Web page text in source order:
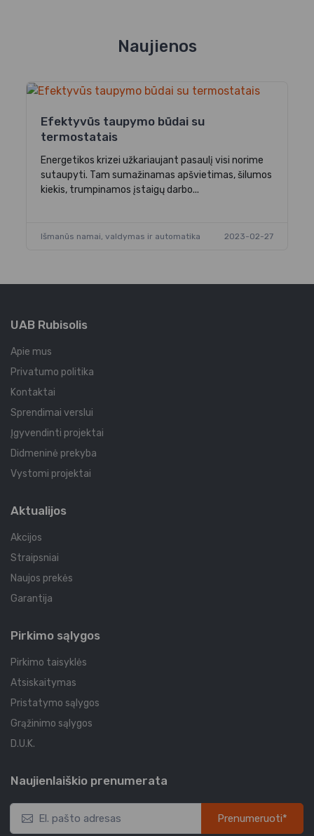
Naujienos
Efektyvūs taupymo būdai su
termostatais
Energetikos krizei užkariaujant pasaulį visi norime
sutaupyti. Tam sumažinamas apšvietimas, šilumos
kiekis, trumpinamos įstaigų darbo...
Išmanūs namai, valdymas ir automatika 2023-02-27
UAB Rubisolis
Apie mus
Privatumo politika
Kontaktai
Sprendimai verslui
Įgyvendinti projektai
Didmeninė prekyba
Vystomi projektai
Aktualijos
Akcijos
Straipsniai
Naujos prekės
Garantija
Pirkimo sąlygos
Pirkimo taisyklės
Atsiskaitymas
Pristatymo sąlygos
Grąžinimo sąlygos
D.U.K.
Naujienlaiškio prenumerata
Prenumeruoti*